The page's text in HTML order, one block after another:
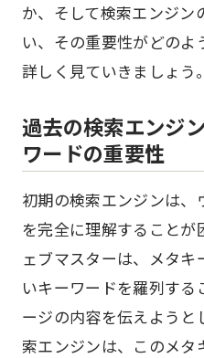
か、そして検索エンジ
い、その重要性がどのよ
詳しく見ていきましょう。
過去の検索エンジ
ワードの重要性
初期の検索エンジンは
を完全に理解することが
ェブマスターは、メタ
いキーワードを羅列する
ージの内容を伝えようと
索エンジンは、このメタ